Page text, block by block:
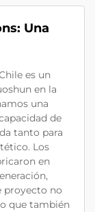
Una
es un
en la
una
de
tanto para
Los
en
proyecto no
que también